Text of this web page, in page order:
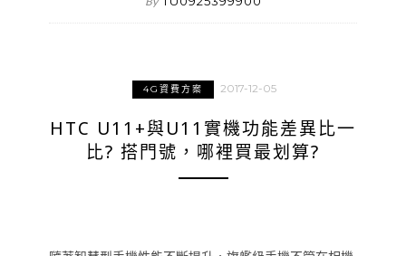
4G資費方案 2017-12-05
HTC U11+與U11實機功能差異比一
比? 搭門號，哪裡買最划算?